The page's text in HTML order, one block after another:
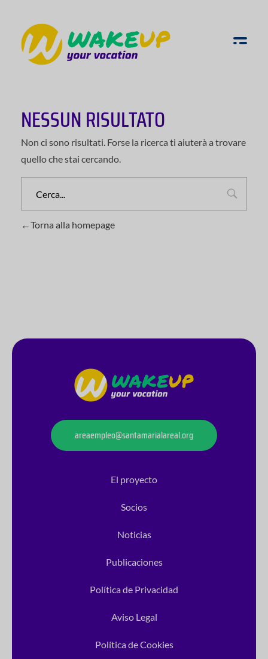
NESSUN RISULTATO
Non ci sono risultati. Forse la ricerca ti aiuterà a trovare
quello che stai cercando.
Torna alla homepage
areaempleo@santamarialareal.org
El proyecto
Socios
Noticias
Publicaciones
Política de Privacidad
Aviso Legal
Política de Cookies